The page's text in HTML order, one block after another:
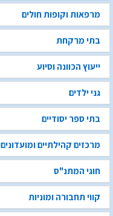
מרפאות וקופות חולים
בתי מרקחת
ייעוץ הכוונה וסיוע
גני ילדים
בתי ספר יסודיים
מרכזים קהילתיים ומועדונים
חוגי המתנ"ס
קווי תחבורה ומוניות